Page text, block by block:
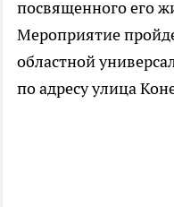
посвященного его
Мероприятие
областной
по адресу улица